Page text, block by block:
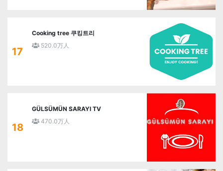
17
Cooking tree 쿠킹트리
520.0万人
18
GÜLSÜMÜN SARAYI TV
470.0万人